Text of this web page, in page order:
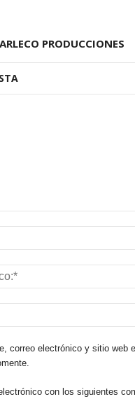
ARLECO PRODUCCIONES
correo electrónico y sitio web
con los siguientes